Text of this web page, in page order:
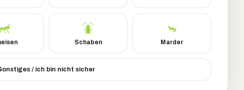
Schaben Marder
/ ich bin nicht sicher